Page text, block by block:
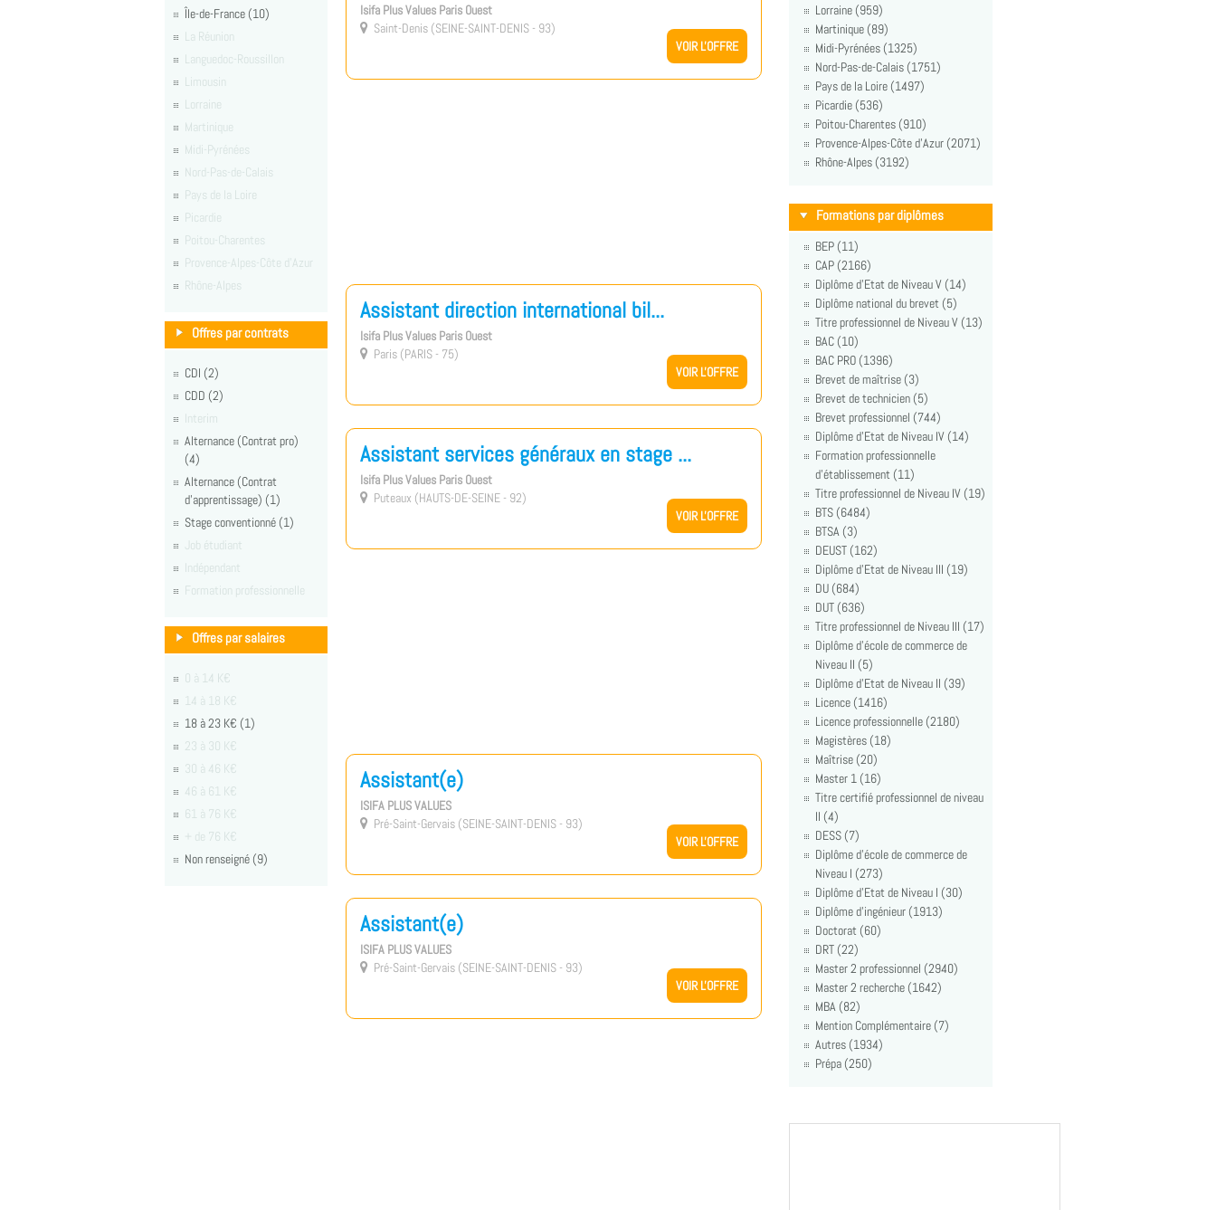
Île-de-France (10)
La Réunion
Languedoc-Roussillon
Limousin
Lorraine
Martinique
Midi-Pyrénées
Nord-Pas-de-Calais
Pays de la Loire
Picardie
Poitou-Charentes
Provence-Alpes-Côte d'Azur
Rhône-Alpes
Offres par contrats
CDI (2)
CDD (2)
Interim
Alternance (Contrat pro)
(4)
Alternance (Contrat
d'apprentissage) (1)
Stage conventionné (1)
Job étudiant
Indépendant
Formation professionnelle
Offres par salaires
0 à 14 K€
14 à 18 K€
18 à 23 K€ (1)
23 à 30 K€
30 à 46 K€
46 à 61 K€
61 à 76 K€
+ de 76 K€
Non renseigné (9)
Isifa Plus Values Paris Ouest
 Saint-Denis (SEINE-SAINT-DENIS - 93)
VOIR L'OFFRE
Assistant direction international bil...
Isifa Plus Values Paris Ouest
 Paris (PARIS - 75)
VOIR L'OFFRE
Assistant services généraux en stage ...
Isifa Plus Values Paris Ouest
 Puteaux (HAUTS-DE-SEINE - 92)
VOIR L'OFFRE
Assistant(e)
ISIFA PLUS VALUES
 Pré-Saint-Gervais (SEINE-SAINT-DENIS - 93)
VOIR L'OFFRE
Assistant(e)
ISIFA PLUS VALUES
 Pré-Saint-Gervais (SEINE-SAINT-DENIS - 93)
VOIR L'OFFRE
Lorraine (959)
Martinique (89)
Midi-Pyrénées (1325)
Nord-Pas-de-Calais (1751)
Pays de la Loire (1497)
Picardie (536)
Poitou-Charentes (910)
Provence-Alpes-Côte d'Azur (2071)
Rhône-Alpes (3192)
Formations par diplômes
BEP (11)
CAP (2166)
Diplôme d'Etat de Niveau V (14)
Diplôme national du brevet (5)
Titre professionnel de Niveau V (13)
BAC (10)
BAC PRO (1396)
Brevet de maîtrise (3)
Brevet de technicien (5)
Brevet professionnel (744)
Diplôme d'Etat de Niveau IV (14)
Formation professionnelle
d'établissement (11)
Titre professionnel de Niveau IV (19)
BTS (6484)
BTSA (3)
DEUST (162)
Diplôme d'Etat de Niveau III (19)
DU (684)
DUT (636)
Titre professionnel de Niveau III (17)
Diplôme d'école de commerce de
Niveau II (5)
Diplôme d'Etat de Niveau II (39)
Licence (1416)
Licence professionnelle (2180)
Magistères (18)
Maîtrise (20)
Master 1 (16)
Titre certifié professionnel de niveau
II (4)
DESS (7)
Diplôme d'école de commerce de
Niveau I (273)
Diplôme d'Etat de Niveau I (30)
Diplôme d'ingénieur (1913)
Doctorat (60)
DRT (22)
Master 2 professionnel (2940)
Master 2 recherche (1642)
MBA (82)
Mention Complémentaire (7)
Autres (1934)
Prépa (250)